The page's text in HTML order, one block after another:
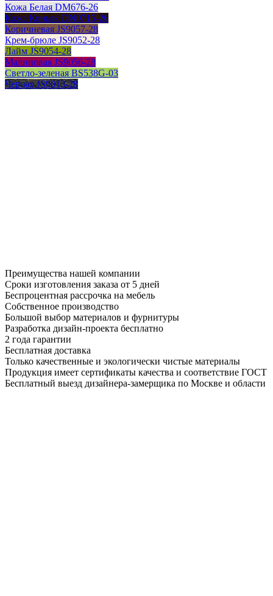
Кожа Белая DM676-26
Кожа Коньяк DN0715-26
Коричневая JS9057-28
Крем-брюле JS9052-28
Лайм JS9054-28
Малиновая JS9056-28
Светло-зеленая BS538G-03
Черная JS9013-28
Преимущества нашей компании
Сроки изготовления заказа от 5 дней
Беспроцентная рассрочка на мебель
Собственное производство
Большой выбор материалов и фурнитуры
Разработка дизайн-проекта бесплатно
2 года гарантии
Бесплатная доставка
Только качественные и экологически чистые материалы
Продукция имеет сертификаты качества и соответствие ГОСТ
Бесплатный выезд дизайнера-замерщика по Москве и области